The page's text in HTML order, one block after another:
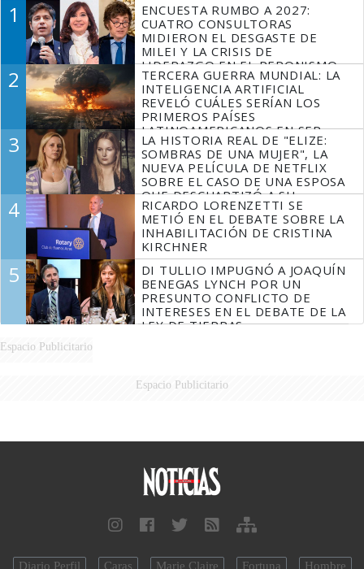
1
ENCUESTA RUMBO A 2027:
CUATRO CONSULTORAS
MIDIERON EL DESGASTE DE
MILEI Y LA CRISIS DE
LIDERAZGO EN EL PERONISMO
2
TERCERA GUERRA MUNDIAL: LA
INTELIGENCIA ARTIFICIAL
REVELÓ CUÁLES SERÍAN LOS
PRIMEROS PAÍSES
LATINOAMERICANOS EN SER
DERROTADOS
3
LA HISTORIA REAL DE "ELIZE:
SOMBRAS DE UNA MUJER", LA
NUEVA PELÍCULA DE NETFLIX
SOBRE EL CASO DE UNA ESPOSA
QUE DESCUARTIZÓ A SU
MARIDO
4
RICARDO LORENZETTI SE
METIÓ EN EL DEBATE SOBRE LA
INHABILITACIÓN DE CRISTINA
KIRCHNER
5
DI TULLIO IMPUGNÓ A JOAQUÍN
BENEGAS LYNCH POR UN
PRESUNTO CONFLICTO DE
INTERESES EN EL DEBATE DE LA
LEY DE TIERRAS
Espacio Publicitario
Espacio Publicitario
Diario Perfil Caras Marie Claire Fortuna Hombre